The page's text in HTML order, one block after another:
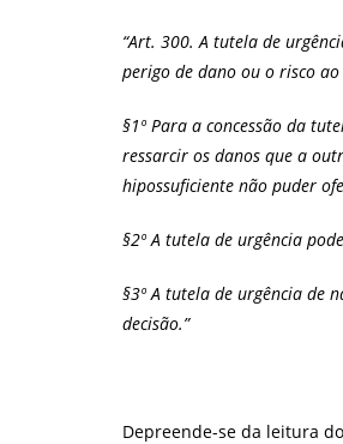
“Art. 300. A tutela de
perigo de dano ou o risco
§1º Para a concessão da
ressarcir os danos que a
hipossuficiente não puder
§2º A tutela de urgência
§3º A tutela de urgência de
decisão.”
Depreende-se da leitura